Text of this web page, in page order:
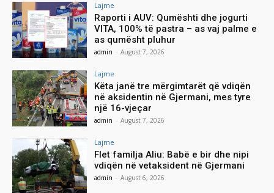
Lajme
Raporti i AUV: Qumështi dhe jogurti
VITA, 100% të pastra – as vaj palme e
as qumësht pluhur
admin - August 7, 2026
Lajme
Këta janë tre mërgimtarët që vdiqën
në aksidentin në Gjermani, mes tyre
një 16-vjeçar
admin - August 7, 2026
Lajme
Flet familja Aliu: Babë e bir dhe nipi
vdiqën në vetaksident në Gjermani
admin - August 6, 2026